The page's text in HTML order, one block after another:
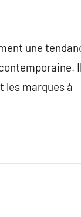
une
les marques à